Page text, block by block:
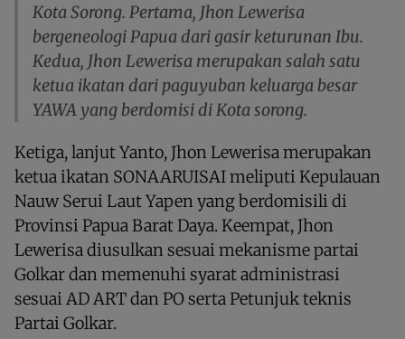
Kota Sorong. Pertama, Jhon Lewerisa
bergeneologi Papua dari gasir keturunan Ibu.
Kedua, Jhon Lewerisa merupakan salah satu
ketua ikatan dari paguyuban keluarga besar
YAWA yang berdomisi di Kota sorong.
Ketiga, lanjut Yanto, Jhon Lewerisa merupakan
ketua ikatan SONAARUISAI meliputi Kepulauan
Nauw Serui Laut Yapen yang berdomisili di
Provinsi Papua Barat Daya. Keempat, Jhon
Lewerisa diusulkan sesuai mekanisme partai
Golkar dan memenuhi syarat administrasi
sesuai AD ART dan PO serta Petunjuk teknis
Partai Golkar.